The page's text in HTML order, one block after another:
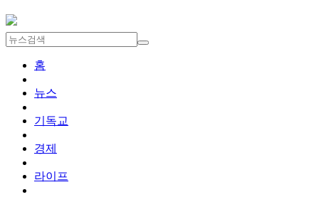
홈
뉴스
기독교
경제
라이프